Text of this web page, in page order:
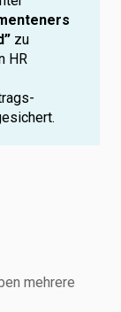
zu
HR
mehrere